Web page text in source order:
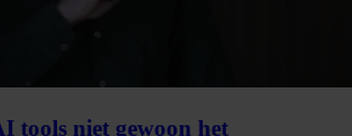
tools niet gewoon het